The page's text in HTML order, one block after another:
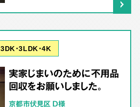
3DK･3LDK･4K
実家じまいのために不用品
回収をお願いしました。
京都市伏見区 D様